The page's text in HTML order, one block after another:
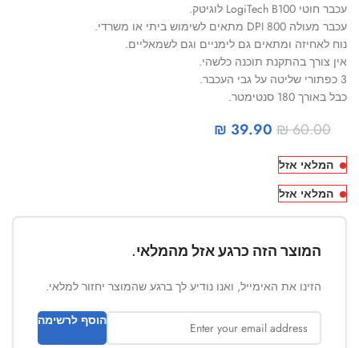
עכבר ‏חוטי LogiTech B100 לוגיטק.
עכבר מעולה 800 DPI מתאים לשימוש ביתי או משרדי.
נוח לאחיזה ומתאים גם לימניים וגם לשמאליים.
אין צורך בהתקנת תוכנה כלשהי.
3 כפתורי שליטה על גבי העכבר.
כבל באורך 180 סנטימטר.
₪60.00
₪ 39.90
המלאי אזל
המלאי אזל
המוצר הזה כרגע אזל מהמלאי.
הזינו את האימייל, ואנו נודיע לך ברגע שהמוצר יחזור למלאי.
הוסף לרשימה